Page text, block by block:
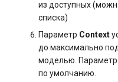
из доступных
списка)
Параметр Context
до максимально
моделью. Параметр
по умолчанию.